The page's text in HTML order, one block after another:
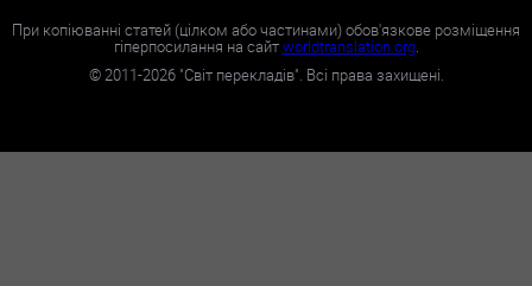
При копіюванні статей (цілком або частинами) обов'язкове розміщення
гіперпосилання на сайтworldtranslation.org.
©2011-2026"Світ перекладів". Всі права захищені.